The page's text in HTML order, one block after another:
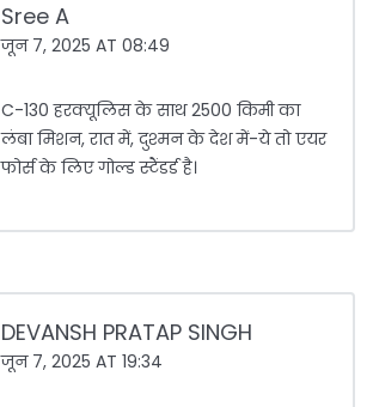
Sree A
जून 7, 2025 AT 08:49
C-130 हरक्यूलिस के साथ 2500 किमी का
लंबा मिशन, रात में, दुश्मन के देश में-ये तो एयर
फोर्स के लिए गोल्ड स्टैंडर्ड है।
DEVANSH PRATAP SINGH
जून 7, 2025 AT 19:34